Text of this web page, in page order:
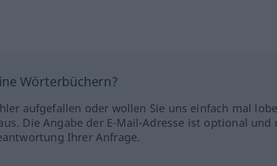
Wörterbüchern?
aufgefallen oder wollen Sie uns einfach mal
Die Angabe der E-Mail-Adresse ist optional und
Ihrer Anfrage.